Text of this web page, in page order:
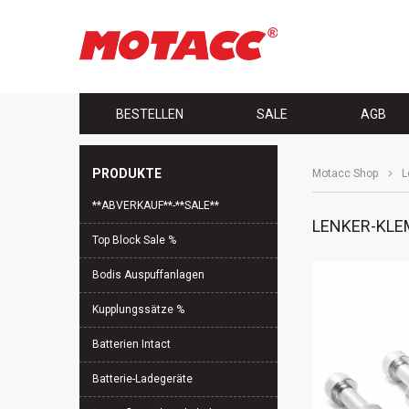
überspringen
BESTELLEN SALE AGB
Motacc Shop
LENKER-
PRODUKTE
Navigation
**ABVERKAUF**-**SALE**
Top Block Sale %
Bodis Auspuffanlagen
Kupplungssätze %
Batterien Intact
Batterie-Ladegeräte